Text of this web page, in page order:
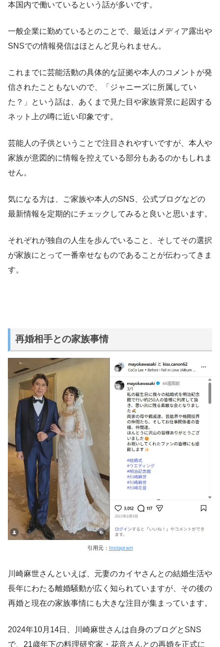
本国内で働いているという話が多いです。
一般企業に勤めているとのことで、最近はメディア露出や
SNSでの情報発信はほとんど見られません。
これまでに芸能活動の具体的な証拠や本人のコメントが発
信されたこともないので、「ジャニーズに所属してい
た？」という話は、あくまで見た目や家族背景に起因する
ネット上の噂に近い印象です。
芸能人の子供ということで注目されやすいですが、本人や
家族が意図的に情報を控えている部分もあるのかもしれま
せん。
気になる方は、ご家族や本人のSNS、公式ブログなどの
最新情報を定期的にチェックしてみると良いと思います。
それぞれが独自の人生を歩んでいること、そしてその選択
が家族にとって一番幸せなものであることが伝わってきま
す。
再婚相手との家族事情
引用元： Instagram
川崎麻世さんといえば、元妻のカイヤさんとの結婚生活や
長年にわたる離婚騒動が広く知られていますが、その後の
再婚と現在の家族事情にも大きな注目が集まっています。
2024年10月14日、川崎麻世さんは自身のブログとSNS
で、21歳年下の料理研究家・花音さんとの再婚を正式に